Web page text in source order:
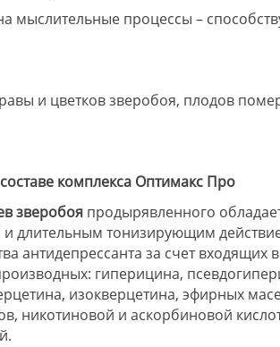
мыслительные процессы –
и цветков зверобоя, плодов
комплекса Оптимакс Про
зверобоя продырявленного
длительным тонизирующим
антидепрессанта за счет входящих
гиперицина,
изокверцетина, эфирных
никотиновой и аскорбиновой